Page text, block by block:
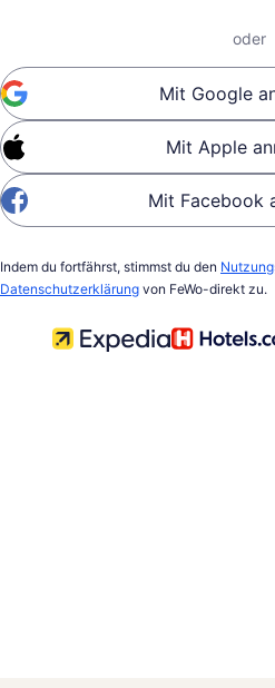
oder
Mit Google
Mit Apple
Mit Facebook
Indem du fortfährst, stimmst du den
Datenschutzerklärung von FeWo-direkt zu.